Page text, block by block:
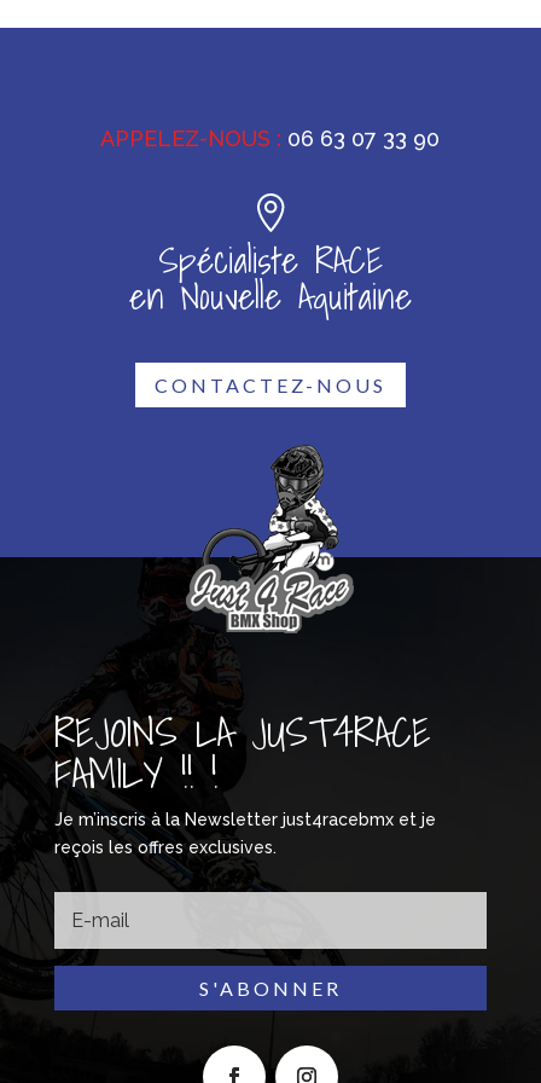
APPELEZ-NOUS : 06 63 07 33 90
Spécialiste RACE
en Nouvelle Aquitaine
CONTACTEZ-NOUS
REJOINS LA JUST4RACE
FAMILY !! !
Je m’inscris à la Newsletter just4racebmx et je
reçois les offres exclusives.
S'ABONNER